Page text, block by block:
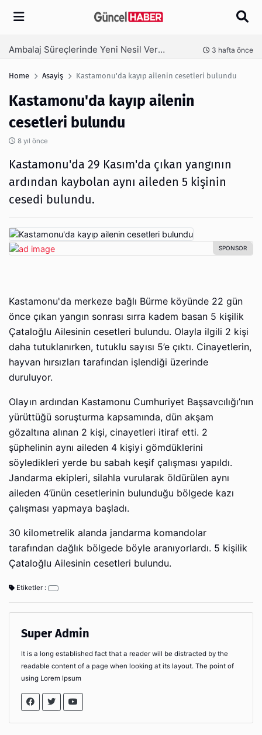
Arama
Ambalaj Süreçlerinde Yeni Nesil Verimliliği Olimpack ile Yakalayın 3 hafta önce
Home Asayiş Kastamonu'da kayıp ailenin cesetleri bulundu
Kastamonu'da kayıp ailenin
cesetleri bulundu
8 yıl önce
Kastamonu'da 29 Kasım'da çıkan yangının
ardından kaybolan aynı aileden 5 kişinin
cesedi bulundu.
Kastamonu'da merkeze bağlı Bürme köyünde 22 gün
önce çıkan yangın sonrası sırra kadem basan 5 kişilik
Çataloğlu Ailesinin cesetleri bulundu. Olayla ilgili 2 kişi
daha tutuklanırken, tutuklu sayısı 5’e çıktı. Cinayetlerin,
hayvan hırsızları tarafından işlendiği üzerinde
duruluyor.
Olayın ardından Kastamonu Cumhuriyet Başsavcılığı’nın
yürüttüğü soruşturma kapsamında, dün akşam
gözaltına alınan 2 kişi, cinayetleri itiraf etti. 2
şüphelinin aynı aileden 4 kişiyi gömdüklerini
söyledikleri yerde bu sabah keşif çalışması yapıldı.
Jandarma ekipleri, silahla vurularak öldürülen aynı
aileden 4’ünün cesetlerinin bulunduğu bölgede kazı
çalışması yapmaya başladı.
30 kilometrelik alanda jandarma komandolar
tarafından dağlık bölgede böyle aranıyorlardı. 5 kişilik
Çataloğlu Ailesinin cesetleri bulundu.
Etiketler :
Super Admin
It is a long established fact that a reader will be distracted by the
readable content of a page when looking at its layout. The point of
using Lorem Ipsum